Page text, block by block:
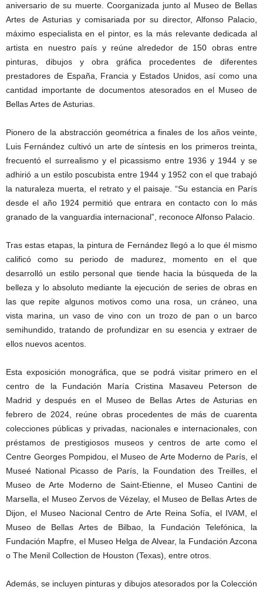
aniversario de su muerte. Coorganizada junto al Museo de Bellas
Artes de Asturias y comisariada por su director, Alfonso Palacio,
máximo especialista en el pintor, es la más relevante dedicada al
artista en nuestro país y reúne alrededor de 150 obras entre
pinturas, dibujos y obra gráfica procedentes de diferentes
prestadores de España, Francia y Estados Unidos, así como una
cantidad importante de documentos atesorados en el Museo de
Bellas Artes de Asturias.
Pionero de la abstracción geométrica a finales de los años veinte,
Luis Fernández cultivó un arte de síntesis en los primeros treinta,
frecuentó el surrealismo y el picassismo entre 1936 y 1944 y se
adhirió a un estilo poscubista entre 1944 y 1952 con el que trabajó
la naturaleza muerta, el retrato y el paisaje. “Su estancia en París
desde el año 1924 permitió que entrara en contacto con lo más
granado de la vanguardia internacional”, reconoce Alfonso Palacio.
Tras estas etapas, la pintura de Fernández llegó a lo que él mismo
calificó como su periodo de madurez, momento en el que
desarrolló un estilo personal que tiende hacia la búsqueda de la
belleza y lo absoluto mediante la ejecución de series de obras en
las que repite algunos motivos como una rosa, un cráneo, una
vista marina, un vaso de vino con un trozo de pan o un barco
semihundido, tratando de profundizar en su esencia y extraer de
ellos nuevos acentos.
Esta exposición monográfica, que se podrá visitar primero en el
centro de la Fundación María Cristina Masaveu Peterson de
Madrid y después en el Museo de Bellas Artes de Asturias en
febrero de 2024, reúne obras procedentes de más de cuarenta
colecciones públicas y privadas, nacionales e internacionales, con
préstamos de prestigiosos museos y centros de arte como el
Centre Georges Pompidou, el Museo de Arte Moderno de París, el
Museé National Picasso de París, la Foundation des Treilles, el
Museo de Arte Moderno de Saint-Etienne, el Museo Cantini de
Marsella, el Museo Zervos de Vézelay, el Museo de Bellas Artes de
Dijon, el Museo Nacional Centro de Arte Reina Sofía, el IVAM, el
Museo de Bellas Artes de Bilbao, la Fundación Telefónica, la
Fundación Mapfre, el Museo Helga de Alvear, la Fundación Azcona
o The Menil Collection de Houston (Texas), entre otros.
Además, se incluyen pinturas y dibujos atesorados por la Colección